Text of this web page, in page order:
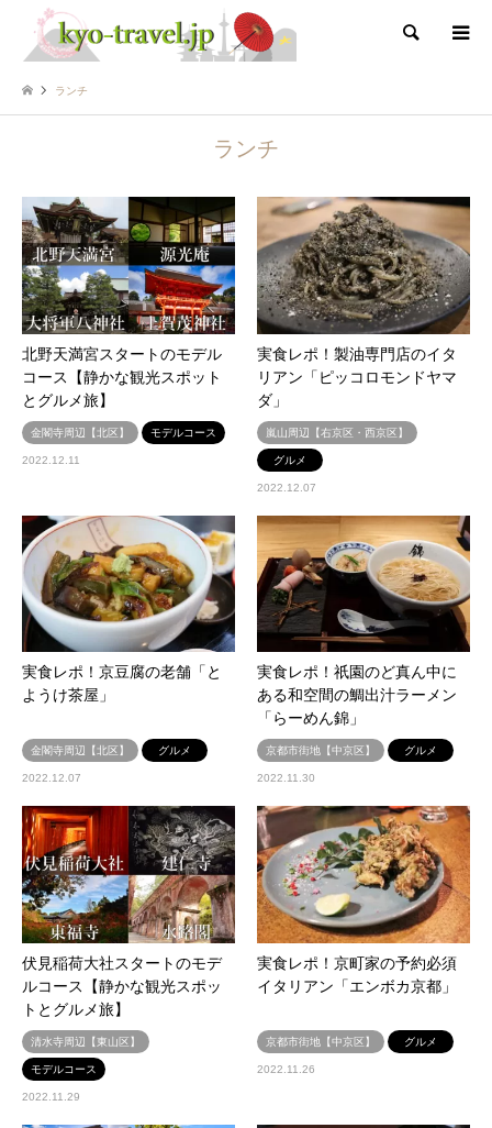
検索
ランチ
ランチ
北野天満宮スタートのモデル
コース【静かな観光スポット
とグルメ旅】
金閣寺周辺【北区】 モデルコース
2022.12.11
実食レポ！製油専門店のイタ
リアン「ピッコロモンドヤマ
ダ」
嵐山周辺【右京区・西京区】
グルメ
2022.12.07
実食レポ！京豆腐の老舗「と
ようけ茶屋」
金閣寺周辺【北区】 グルメ
2022.12.07
実食レポ！祇園のど真ん中に
ある和空間の鯛出汁ラーメン
「らーめん錦」
京都市街地【中京区】 グルメ
2022.11.30
伏見稲荷大社スタートのモデ
ルコース【静かな観光スポッ
トとグルメ旅】
清水寺周辺【東山区】
モデルコース
2022.11.29
実食レポ！京町家の予約必須
イタリアン「エンボカ京都」
京都市街地【中京区】 グルメ
2022.11.26